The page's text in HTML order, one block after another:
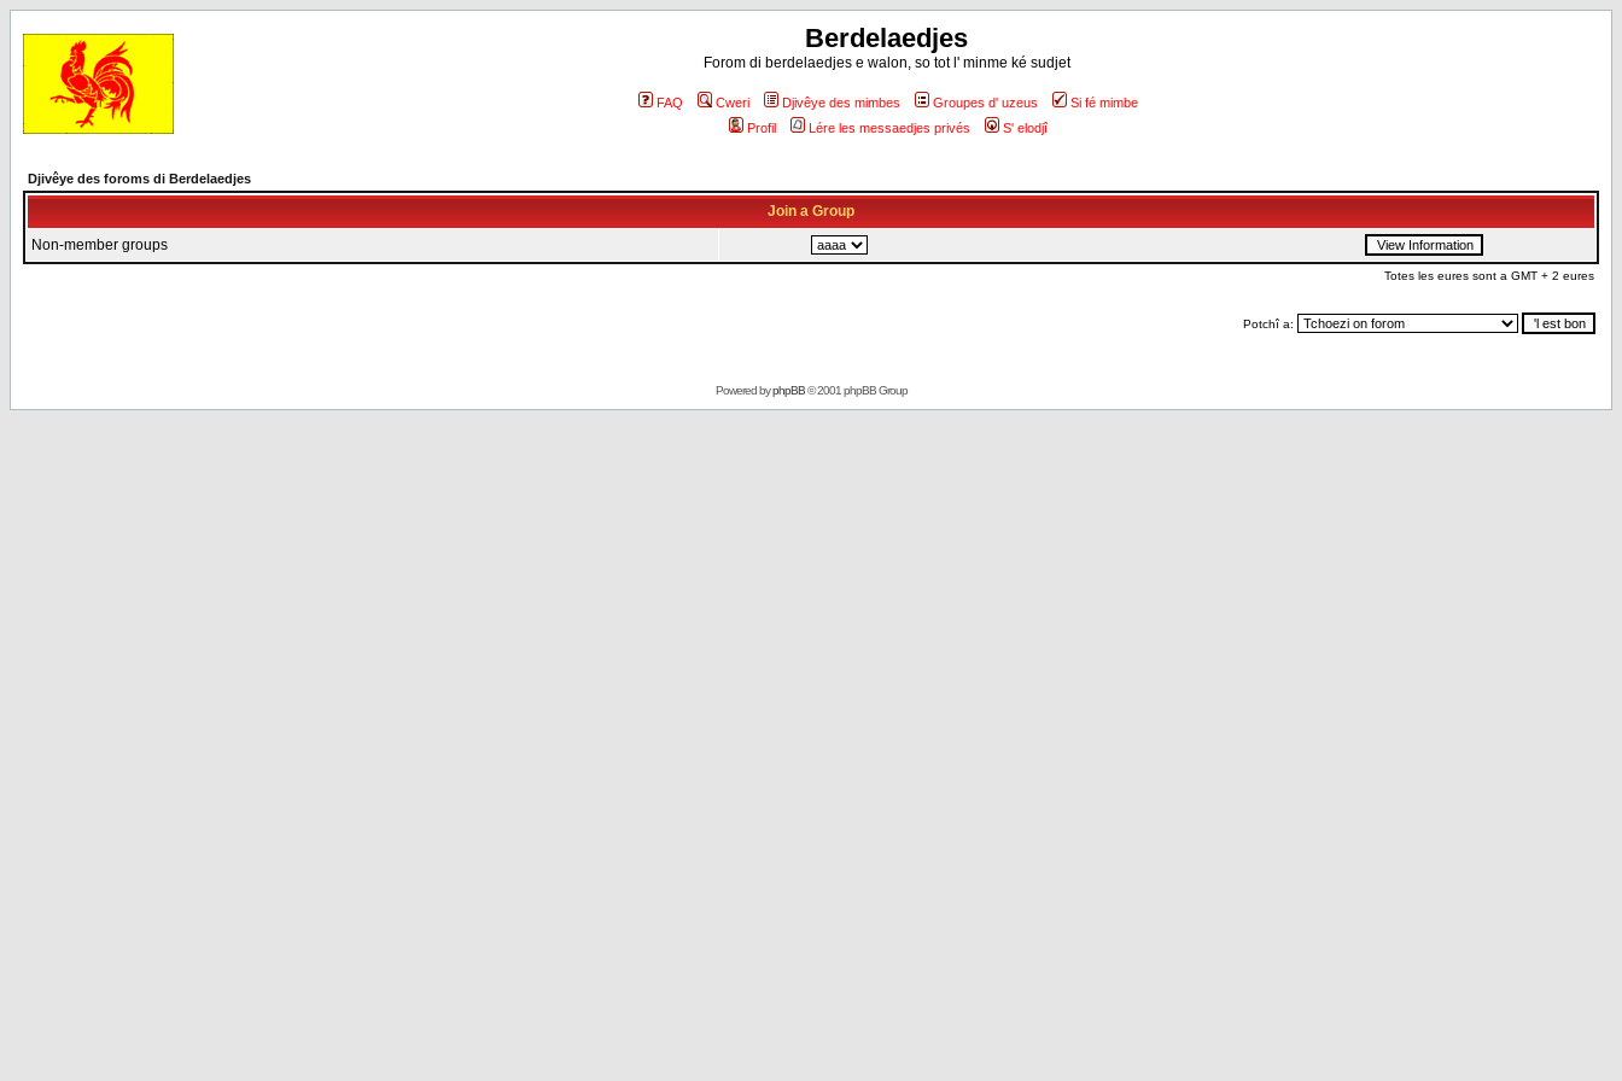
Berdelaedjes
Forom di berdelaedjes e walon, so tot l' minme ké sudjet
FAQ Cweri Djivêye des mimbes Groupes d' uzeus
Si fé mimbe
Profil
Lére les messaedjes privés S' elodjî
Djivêye des foroms di Berdelaedjes
Join a Group
Non-member groups
Totes les eures sont a GMT + 2 eures
Potchî a:
Powered byphpBB© 2001 phpBB Group